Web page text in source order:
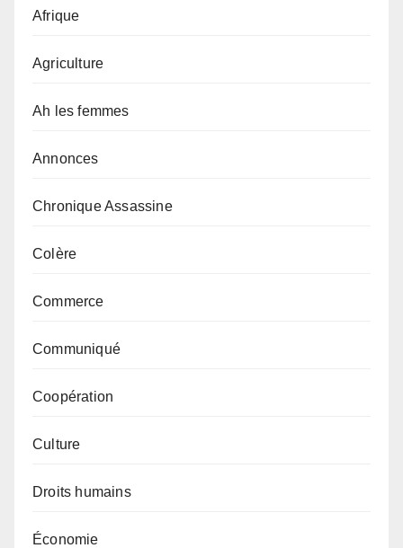
Afrique
Agriculture
Ah les femmes
Annonces
Chronique Assassine
Colère
Commerce
Communiqué
Coopération
Culture
Droits humains
Économie